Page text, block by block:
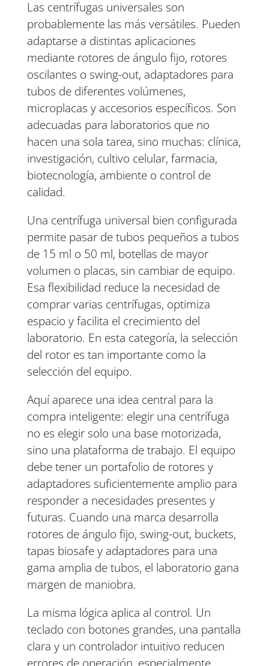
Las centrífugas universales son
probablemente las más versátiles. Pueden
adaptarse a distintas aplicaciones
mediante rotores de ángulo fijo, rotores
oscilantes o swing-out, adaptadores para
tubos de diferentes volúmenes,
microplacas y accesorios específicos. Son
adecuadas para laboratorios que no
hacen una sola tarea, sino muchas: clínica,
investigación, cultivo celular, farmacia,
biotecnología, ambiente o control de
calidad.
Una centrífuga universal bien configurada
permite pasar de tubos pequeños a tubos
de 15 ml o 50 ml, botellas de mayor
volumen o placas, sin cambiar de equipo.
Esa flexibilidad reduce la necesidad de
comprar varias centrífugas, optimiza
espacio y facilita el crecimiento del
laboratorio. En esta categoría, la selección
del rotor es tan importante como la
selección del equipo.
Aquí aparece una idea central para la
compra inteligente: elegir una centrífuga
no es elegir solo una base motorizada,
sino una plataforma de trabajo. El equipo
debe tener un portafolio de rotores y
adaptadores suficientemente amplio para
responder a necesidades presentes y
futuras. Cuando una marca desarrolla
rotores de ángulo fijo, swing-out, buckets,
tapas biosafe y adaptadores para una
gama amplia de tubos, el laboratorio gana
margen de maniobra.
La misma lógica aplica al control. Un
teclado con botones grandes, una pantalla
clara y un controlador intuitivo reducen